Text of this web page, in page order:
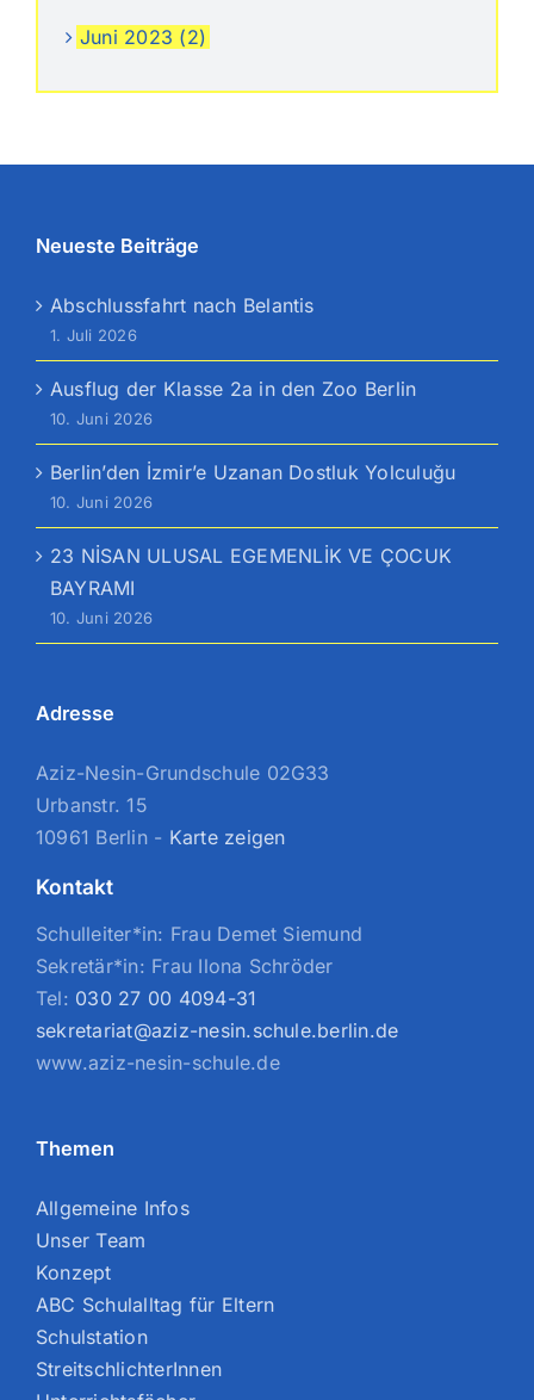
Juni 2023 (2)
Neueste Beiträge
Abschlussfahrt nach Belantis
1. Juli 2026
Ausflug der Klasse 2a in den Zoo Berlin
10. Juni 2026
Berlin’den İzmir’e Uzanan Dostluk Yolculuğu
10. Juni 2026
23 NİSAN ULUSAL EGEMENLİK VE ÇOCUK
BAYRAMI
10. Juni 2026
Adresse
Aziz-Nesin-Grundschule 02G33
Urbanstr. 15
10961 Berlin - Karte zeigen
Kontakt
Schulleiter*in: Frau Demet Siemund
Sekretär*in: Frau Ilona Schröder
Tel: 030 27 00 4094-31
sekretariat@aziz-nesin.schule.berlin.de
www.aziz-nesin-schule.de
Themen
Allgemeine Infos
Unser Team
Konzept
ABC Schulalltag für Eltern
Schulstation
StreitschlichterInnen